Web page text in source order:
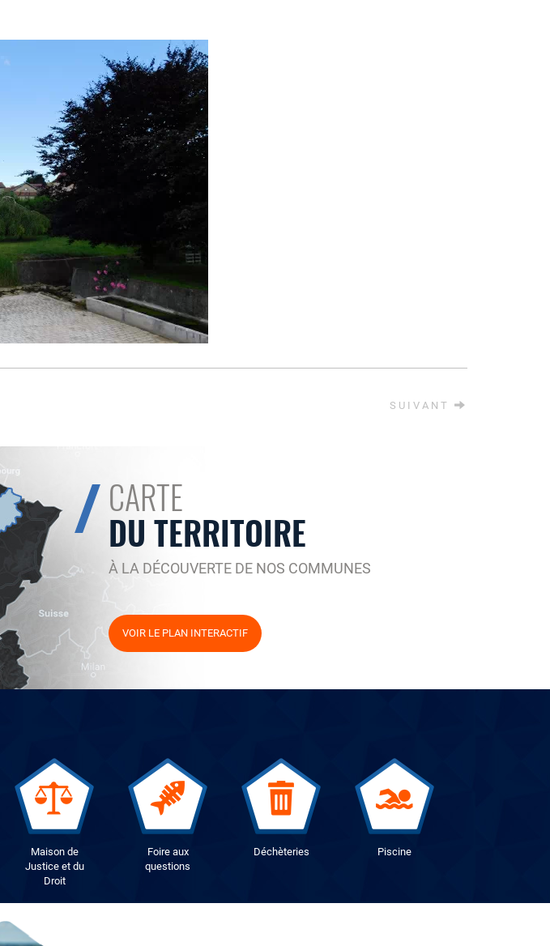
SUIVANT
CARTE
DU TERRITOIRE
À LA DÉCOUVERTE DE NOS COMMUNES
VOIR LE PLAN INTERACTIF
Maison de
Justice et du
Droit
Foire aux
questions
Déchèteries Piscine